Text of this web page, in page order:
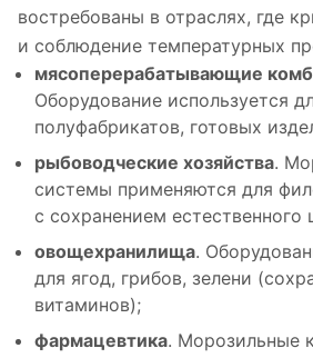
востребованы в отраслях, где
и соблюдение температурных
мясоперерабатывающие
Оборудование используется
полуфабрикатов, готовых
рыбоводческие хозяйства.
системы применяются для
с сохранением естественного
овощехранилища.
для ягод, грибов, зелени
витаминов);
фармацевтика. Морозильные